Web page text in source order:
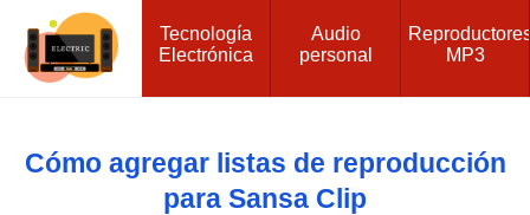
Tecnología
Electrónica
Audio
personal
MP3
Cómo agregar listas de reproducción
para Sansa Clip